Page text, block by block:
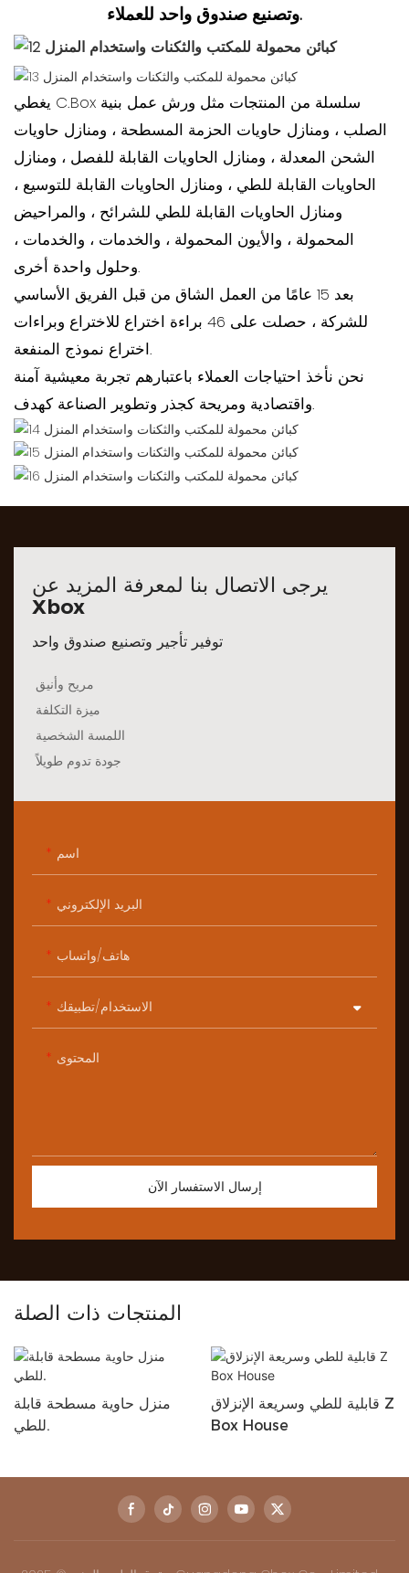
وتصنيع صندوق واحد للعملاء.
يغطي C.Box سلسلة من المنتجات مثل ورش عمل بنية
الصلب ، ومنازل حاويات الحزمة المسطحة ، ومنازل حاويات
الشحن المعدلة ، ومنازل الحاويات القابلة للفصل ، ومنازل
الحاويات القابلة للطي ، ومنازل الحاويات القابلة للتوسيع ،
ومنازل الحاويات القابلة للطي للشرائح ، والمراحيض
المحمولة ، والأيون المحمولة ، والخدمات ، والخدمات ،
وحلول واحدة أخرى.
بعد 15 عامًا من العمل الشاق من قبل الفريق الأساسي
للشركة ، حصلت على 46 براءة اختراع للاختراع وبراءات
اختراع نموذج المنفعة.
نحن نأخذ احتياجات العملاء باعتبارهم تجربة معيشية آمنة
واقتصادية ومريحة كجذر وتطوير الصناعة كهدف.
يرجى الاتصال بنا لمعرفة المزيد عن
Xbox
توفير تأجير وتصنيع صندوق واحد
مريح وأنيق
ميزة التكلفة
اللمسة الشخصية
جودة تدوم طويلاً
اسم
البريد الإلكتروني
هاتف/واتساب
الاستخدام/تطبيقك
المحتوى
إرسال الاستفسار الآن
المنتجات ذات الصلة
منزل حاوية مسطحة قابلة
للطي.
قابلية للطي وسريعة الإنزلاق Z
Box House